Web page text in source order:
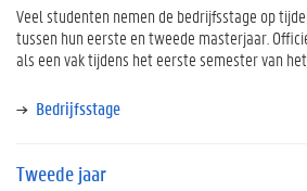
Veel studenten nemen de bedrijfsstage op
tussen hun eerste en tweede masterjaar.
als een vak tijdens het eerste semester van
Bedrijfsstage
Tweede jaar